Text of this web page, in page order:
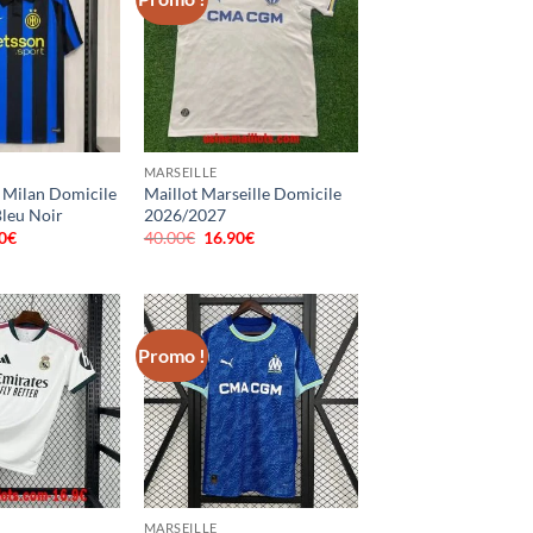
Domicile
Noir
€
16.90€.
MARSEILLE
Maillot Marseille Domicile
2026/2027
40.00€ Le
40.00€.
16.90€
16.90€.
Promo !
MARSEILLE